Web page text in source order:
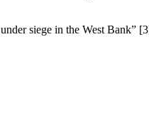
siege in the West Bank”